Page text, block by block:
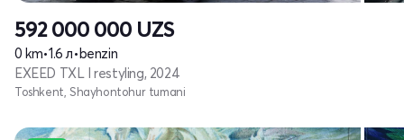
592 000 000 UZS
0 km•1.6 л•benzin
EXEED TXL I restyling, 2024
Toshkent, Shayhontohur tumani